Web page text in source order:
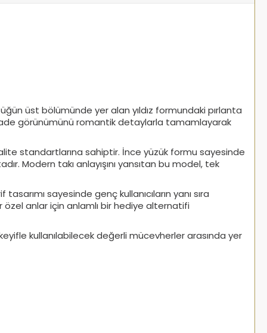
üst bölümünde yer alan yıldız formundaki pırlanta
sade görünümünü romantik detaylarla tamamlayarak
kalite standartlarına sahiptir. İnce yüzük formu sayesinde
Modern takı anlayışını yansıtan bu model, tek
sayesinde genç kullanıcıların yanı sıra
anlar için anlamlı bir hediye alternatifi
kullanılabilecek değerli mücevherler arasında yer